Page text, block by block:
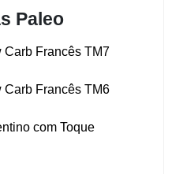
Paleo
Carb Francês TM7
Carb Francês TM6
com Toque